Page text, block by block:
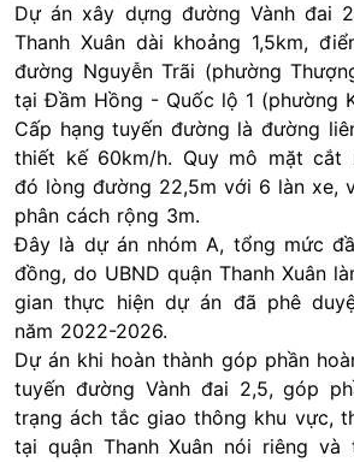
Dự án xây dựng đường Vành đai
Thanh Xuân dài khoảng 1,5km,
đường Nguyễn Trãi (phường
tại Đầm Hồng - Quốc lộ 1 (phường
Cấp hạng tuyến đường là đường
thiết kế 60km/h. Quy mô mặt cắt
đó lòng đường 22,5m với 6 làn xe,
phân cách rộng 3m.
Đây là dự án nhóm A, tổng mức
đồng, do UBND quận Thanh Xuân
gian thực hiện dự án đã phê
năm 2022-2026.
Dự án khi hoàn thành góp phần
tuyến đường Vành đai 2,5, góp
trạng ách tắc giao thông khu vực,
tại quận Thanh Xuân nói riêng và